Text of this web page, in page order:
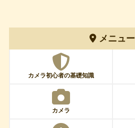
メニュー
カメラ初心者の基礎知識
カメラ